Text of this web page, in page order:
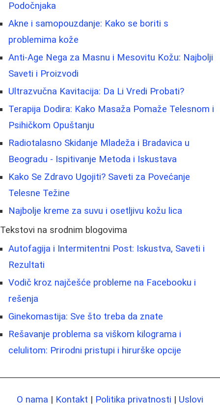
Podočnjaka
Akne i samopouzdanje: Kako se boriti s
problemima kože
Anti-Age Nega za Masnu i Mesovitu Kožu: Najbolji
Saveti i Proizvodi
Ultrazvučna Kavitacija: Da Li Vredi Probati?
Terapija Dodira: Kako Masaža Pomaže Telesnom i
Psihičkom Opuštanju
Radiotalasno Skidanje Mladeža i Bradavica u
Beogradu - Ispitivanje Metoda i Iskustava
Kako Se Zdravo Ugojiti? Saveti za Povećanje
Telesne Težine
Najbolje kreme za suvu i osetljivu kožu lica
Tekstovi na srodnim blogovima
Autofagija i Intermitentni Post: Iskustva, Saveti i
Rezultati
Vodič kroz najčešće probleme na Facebooku i
rešenja
Ginekomastija: Sve što treba da znate
Rešavanje problema sa viškom kilograma i
celulitom: Prirodni pristupi i hirurške opcije
O nama | Kontakt | Politika privatnosti | Uslovi